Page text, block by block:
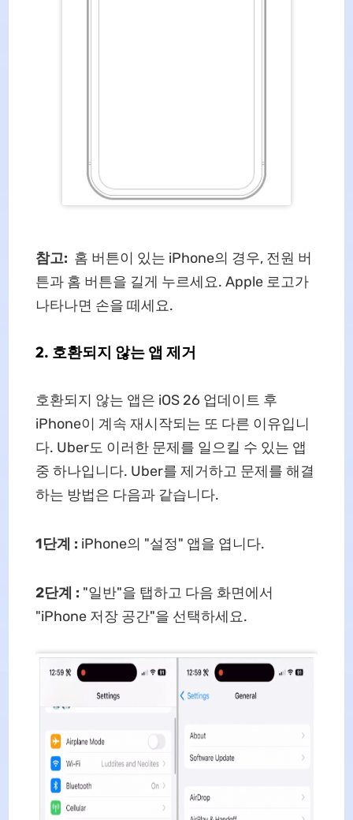
참고: 홈 버튼이 있는 iPhone의 경우, 전원 버
튼과 홈 버튼을 길게 누르세요. Apple 로고가
나타나면 손을 떼세요.
2. 호환되지 않는 앱 제거
호환되지 않는 앱은 iOS 26 업데이트 후
iPhone이 계속 재시작되는 또 다른 이유입니
다. Uber도 이러한 문제를 일으킬 수 있는 앱
중 하나입니다. Uber를 제거하고 문제를 해결
하는 방법은 다음과 같습니다.
1단계 : iPhone의 "설정" 앱을 엽니다.
2단계 : "일반"을 탭하고 다음 화면에서
"iPhone 저장 공간"을 선택하세요.